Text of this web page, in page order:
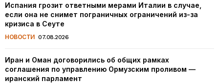
Испания грозит ответными мерами Италии в случае,
если она не снимет пограничных ограничений из-за
кризиса в Сеуте
НОВОСТИ 07.08.2026
Иран и Оман договорились об общих рамках
соглашения по управлению Ормузским проливом —
иранский парламент